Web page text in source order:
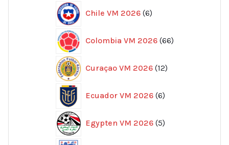
Chile VM 2026 6
produkter
Colombia VM 2026 66
produkter
Curaçao VM 2026 12
produkter
Ecuador VM 2026 6
produkter
Egypten VM 2026 5
produkter